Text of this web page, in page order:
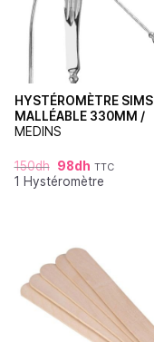
HYSTÉROMÈTRE SIMS
MALLÉABLE 330MM /
MEDINS
150dh 98dh TTC
1 Hystéromètre